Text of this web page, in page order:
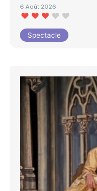
6 Août 2026
Spectacle